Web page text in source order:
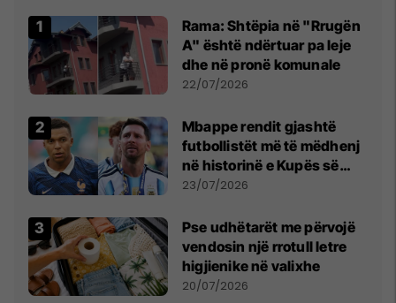
Rama: Shtëpia në "Rrugën
A" është ndërtuar pa leje
dhe në pronë komunale
22/07/2026
Mbappe rendit gjashtë
futbollistët më të mëdhenj
në historinë e Kupës së
Botës, Messi mbetet i dyti
23/07/2026
Pse udhëtarët me përvojë
vendosin një rrotull letre
higjienike në valixhe
20/07/2026